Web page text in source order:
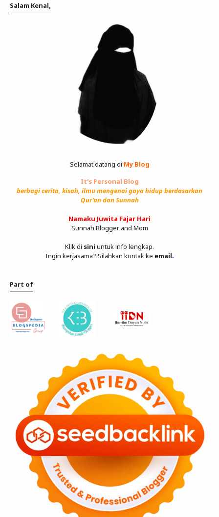
Salam Kenal,
Selamat datang di My Blog
It's Personal Blog
berbagi cerita, kisah, ilmu mengenai gaya hidup berdasarkan
Qur'an dan Sunnah
Namaku Juwita Fajar Hari
Sunnah Blogger and Mom
Klik di sini untuk info lengkap.
Ingin kerjasama? Silahkan kontak ke email.
Part of